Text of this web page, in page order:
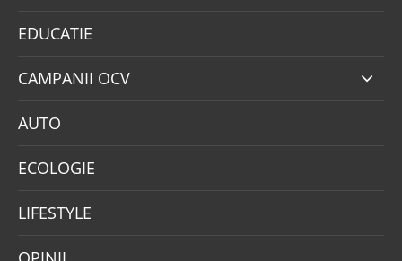
EDUCATIE
CAMPANII OCV
AUTO
ECOLOGIE
LIFESTYLE